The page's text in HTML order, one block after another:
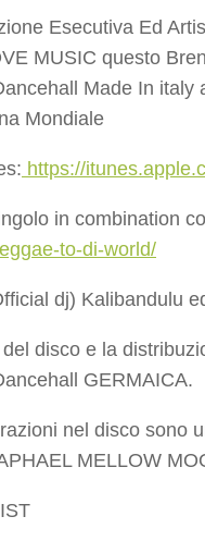
Esecutiva Ed
MUSIC questo
Made In italy
Mondiale
https://
in combination
to-di-world/
dj) Kalibandulu
disco e la
GERMAICA.
nel disco sono
MELLOW